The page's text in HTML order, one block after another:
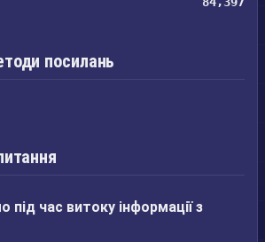
посилань
час витоку інформації з